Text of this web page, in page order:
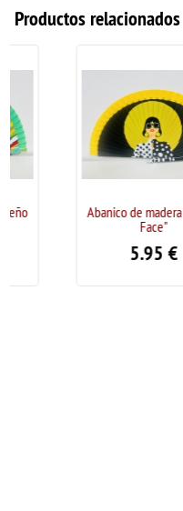
Productos relacionados
Abanico de madera "Diseño
€